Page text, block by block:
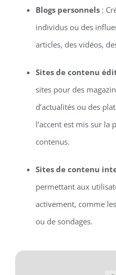
Blogs personnels:
individus ou des
articles, des vidéos,
Sites de contenu
sites pour des
d’actualités ou des
l’accent est mis sur
contenus.
Sites de contenu
permettant aux
activement, comme
ou de sondages.